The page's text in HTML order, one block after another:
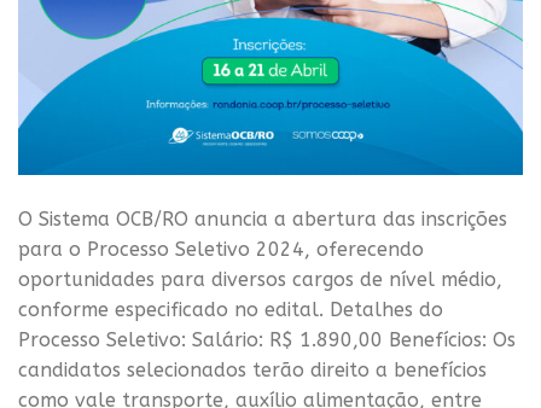
O Sistema OCB/RO anuncia a abertura das inscrições
para o Processo Seletivo 2024, oferecendo
oportunidades para diversos cargos de nível médio,
conforme especificado no edital. Detalhes do
Processo Seletivo: Salário: R$ 1.890,00 Benefícios: Os
candidatos selecionados terão direito a benefícios
como vale transporte, auxílio alimentação, entre